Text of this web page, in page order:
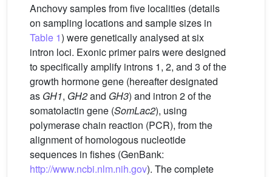
Anchovy samples from five localities (details
on sampling locations and sample sizes in
Table 1) were genetically analysed at six
intron loci. Exonic primer pairs were designed
to specifically amplify introns 1, 2, and 3 of the
growth hormone gene (hereafter designated
as GH1, GH2and GH3) and intron 2 of the
somatolactin gene (SomLac2), using
polymerase chain reaction (PCR), from the
alignment of homologous nucleotide
sequences in fishes (GenBank:
http://www.ncbi.nlm.nih.gov). The complete